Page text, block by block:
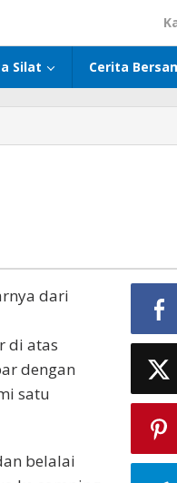
Silat Cerita
dari
di atas
dengan
satu
belalai